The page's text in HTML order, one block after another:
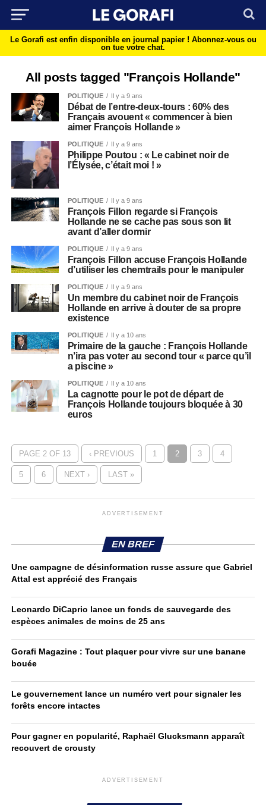
Le Gorafi est enfin disponible en journal papier ! Abonnez-vous ou
on tue votre chat.
All posts tagged "François Hollande"
POLITIQUE Il y a 9 ans
Débat de l’entre-deux-tours : 60% des
Français avouent « commencer à bien
aimer François Hollande »
POLITIQUE Il y a 9 ans
Philippe Poutou : « Le cabinet noir de
l’Élysée, c’était moi ! »
POLITIQUE Il y a 9 ans
François Fillon regarde si François
Hollande ne se cache pas sous son lit
avant d’aller dormir
POLITIQUE Il y a 9 ans
François Fillon accuse François Hollande
d’utiliser les chemtrails pour le manipuler
POLITIQUE Il y a 9 ans
Un membre du cabinet noir de François
Hollande en arrive à douter de sa propre
existence
POLITIQUE Il y a 10 ans
Primaire de la gauche : François Hollande
n’ira pas voter au second tour « parce qu’il
a piscine »
POLITIQUE Il y a 10 ans
La cagnotte pour le pot de départ de
François Hollande toujours bloquée à 30
euros
PAGE 2 OF 13 ‹ PREVIOUS 1 2 3 4
5 6 NEXT › LAST »
ADVERTISEMENT
EN BREF
Une campagne de désinformation russe assure que Gabriel
Attal est apprécié des Français
Leonardo DiCaprio lance un fonds de sauvegarde des
espèces animales de moins de 25 ans
Gorafi Magazine : Tout plaquer pour vivre sur une banane
bouée
Le gouvernement lance un numéro vert pour signaler les
forêts encore intactes
Pour gagner en popularité, Raphaël Glucksmann apparaît
recouvert de crousty
ADVERTISEMENT